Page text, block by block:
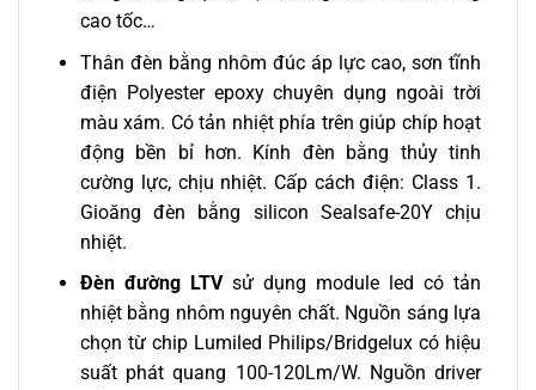
cao tốc…
Thân đèn bằng nhôm đúc áp lực cao, sơn tĩnh
điện Polyester epoxy chuyên dụng ngoài trời
màu xám. Có tản nhiệt phía trên giúp chíp hoạt
động bền bỉ hơn. Kính đèn bằng thủy tinh
cường lực, chịu nhiệt. Cấp cách điện: Class 1.
Gioăng đèn bằng silicon Sealsafe-20Y chịu
nhiệt.
Đèn đường LTVsử dụng module led có tản
nhiệt bằng nhôm nguyên chất. Nguồn sáng lựa
chọn từ chip Lumiled Philips/Bridgelux có hiệu
suất phát quang 100-120Lm/W. Nguồn driver